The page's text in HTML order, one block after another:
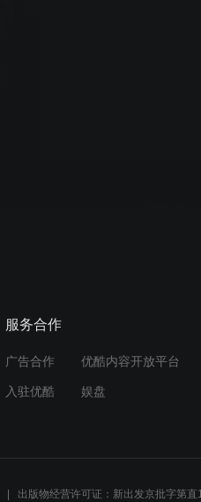
服务合作
广告合作 优酷内容开放平台
入驻优酷 娱盘
出版物经营许可证：新出发京批字第